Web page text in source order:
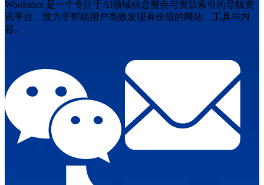
WooIndex 是一个专注于AI领域信息整合与资源索引的导航资
讯平台，致力于帮助用户高效发现有价值的网站、工具与内
容。